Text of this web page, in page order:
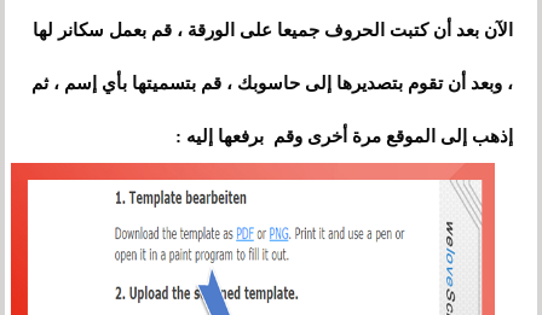
الآن بعد أن كتبت الحروف جميعا على الورقة ، قم بعمل سكانر لها
، وبعد أن تقوم بتصديرها إلى حاسوبك ، قم بتسميتها بأي إسم ، ثم
إذهب إلى الموقع مرة أخرى وقم برفعها إليه :